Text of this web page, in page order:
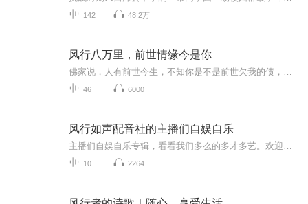
142 48.2万
风行八万里，前世情缘今是你
46 6000
风行如声配音社的主播们自娱自乐
10 2264